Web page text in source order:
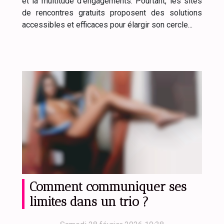
de rencontres gratuits proposent des solutions
accessibles et efficaces pour élargir son cercle...
Comment communiquer ses
limites dans un trio ?